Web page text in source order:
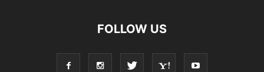
FOLLOW US